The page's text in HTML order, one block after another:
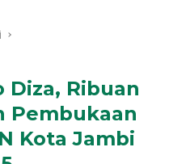
Diza, Ribuan
Pembukaan
Kota Jambi